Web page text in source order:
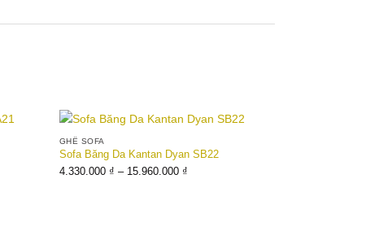
GHẾ SOFA
Sofa Băng Da Kantan Dyan SB22
4.330.000 ₫ – 15.960.000 ₫Khoảng